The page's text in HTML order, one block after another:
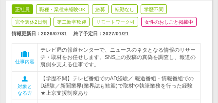
正社員 職種・業種未経験OK 急募 転勤なし 学歴不問
完全週休2日制 第二新卒歓迎 リモートワーク可 女性のおしごと掲載中
情報更新日：2026/07/31 終了予定日： 2027/01/21
仕事内容
テレビ局の報道センターで、ニュースのネタとなる情報のリサー
チ・取材をお任せします。SNS上の投稿の真偽を調査し、報道の
裏側を支える仕事です。
対象と
なる方
【学歴不問】テレビ番組でのAD経験／ 報道番組・情報番組での
D経験／新聞業界(業界誌も歓迎)で取材や執筆業務を行った経験
★上京支援制度あり